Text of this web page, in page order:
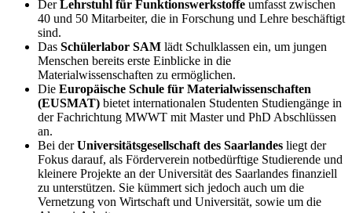
DerLehrstuhl für Funktionswerkstoffe umfasst zwischen
40 und 50 Mitarbeiter, die in Forschung und Lehre beschäftigt
sind.
Das Schülerlabor SAM lädt Schulklassen ein, um jungen
Menschen bereits erste Einblicke in die
Materialwissenschaften zu ermöglichen.
Die Europäische Schule für Materialwissenschaften
(EUSMAT) bietet internationalen Studenten Studiengänge in
der Fachrichtung MWWT mit Master und PhD Abschlüssen
an.
Bei derUniversitätsgesellschaft des Saarlandes liegt der
Fokus darauf, als Förderverein notbedürftige Studierende und
kleinere Projekte an der Universität des Saarlandes finanziell
zu unterstützen. Sie kümmert sich jedoch auch um die
Vernetzung von Wirtschaft und Universität, sowie um die